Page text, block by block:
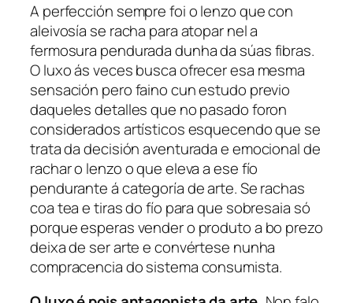
A perfección sempre foi o lenzo que con
aleivosía se racha para atopar nel a
fermosura pendurada dunha da súas fibras.
O luxo ás veces busca ofrecer esa mesma
sensación pero faino cun estudo previo
daqueles detalles que no pasado foron
considerados artísticos esquecendo que se
trata da decisión aventurada e emocional de
rachar o lenzo o que eleva a ese fío
pendurante á categoría de arte. Se rachas
coa tea e tiras do fío para que sobresaia só
porque esperas vender o produto a bo prezo
deixa de ser arte e convértese nunha
compracencia do sistema consumista.